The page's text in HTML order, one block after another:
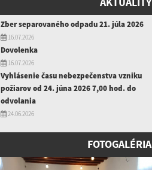
Zber separovaného odpadu 21. júla 2026
16.07.2026
Dovolenka
16.07.2026
Vyhlásenie času nebezpečenstva vzniku
požiarov od 24. júna 2026 7,00 hod. do
odvolania
24.06.2026
FOTOGALÉRIA